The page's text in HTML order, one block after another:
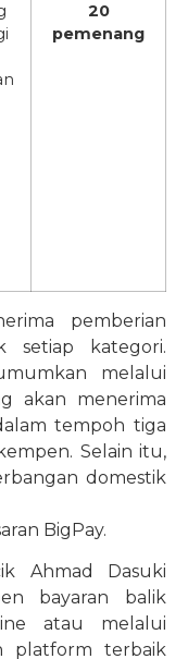
20
pemenang
pemberian
setiap kategori.
melalui
akan menerima
tempoh tiga
Selain itu,
domestik
BigPay.
Ahmad Dasuki
bayaran balik
atau melalui
platform terbaik